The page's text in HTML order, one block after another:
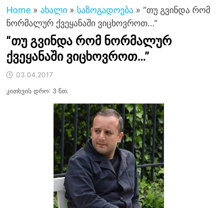
Home » ახალი » საზოგადოება » “თუ გვინდა რომ
ნორმალურ ქვეყანაში ვიცხოვროთ…”
“თუ გვინდა რომ ნორმალურ
ქვეყანაში ვიცხოვროთ…”
03.04.2017
კითხვის დრო: 3 წთ.